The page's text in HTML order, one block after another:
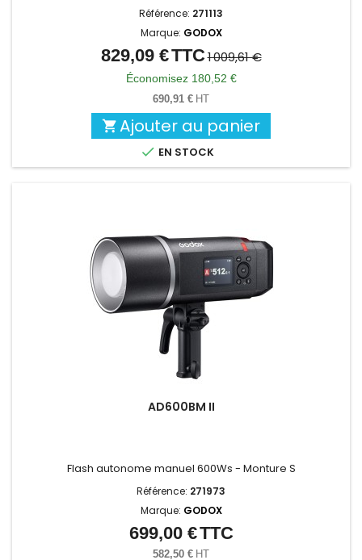
Référence: 271113
Marque: GODOX
Prix
Prix
de
base
829,09 €TTC1 009,61 €
Économisez 180,52 €
690,91 € HT
 Ajouter au panier
 EN STOCK
AD600BM II
Flash autonome manuel 600Ws - Monture S
Référence: 271973
Marque: GODOX
Prix
699,00 €TTC
582,50 € HT